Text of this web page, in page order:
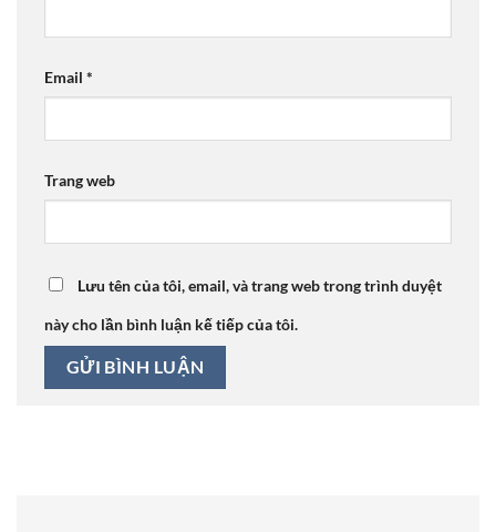
Email *
Trang web
Lưu tên của tôi, email, và trang web trong trình duyệt
này cho lần bình luận kế tiếp của tôi.